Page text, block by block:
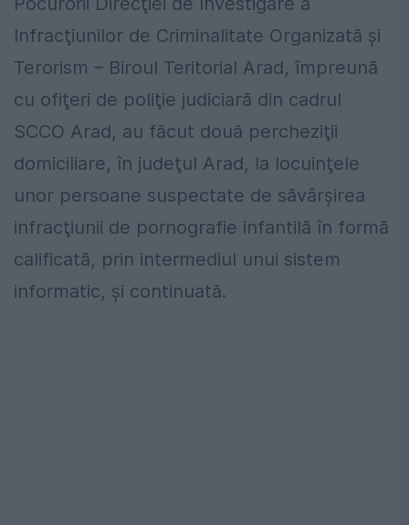
Infracţiunilor de Criminalitate Organizată şi
Terorism – Biroul Teritorial Arad, împreună
cu ofiţeri de poliţie judiciară din cadrul
SCCO Arad, au făcut două percheziţii
domiciliare, în judeţul Arad, la locuinţele
unor persoane suspectate de săvârşirea
infracţiunii de pornografie infantilă în formă
calificată, prin intermediul unui sistem
informatic, şi continuată.